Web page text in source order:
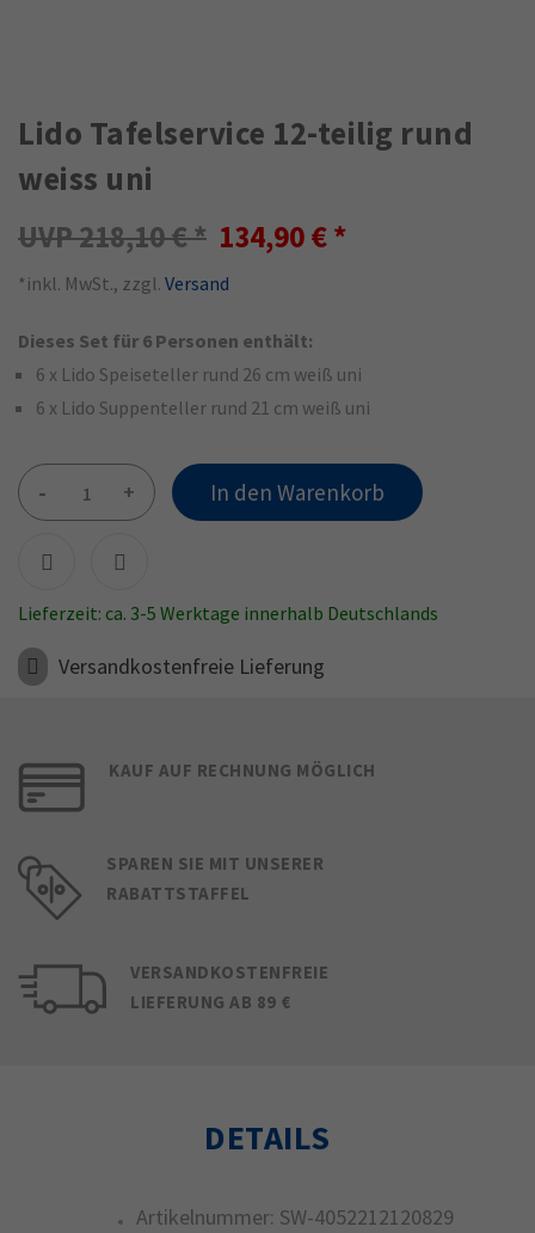
Lido Tafelservice 12-teilig rund
weiss uni
218,10 € 134,90 €
*inkl. MwSt., zzgl. Versand
Dieses Set für 6 Personen enthält:
6 x Lido Speiseteller rund 26 cm weiß uni
6 x Lido Suppenteller rund 21 cm weiß uni
- + In den Warenkorb
Lieferzeit: ca. 3-5 Werktage innerhalb Deutschlands
Versandkostenfreie Lieferung
KAUF AUF RECHNUNG MÖGLICH
SPAREN SIE MIT UNSERER
RABATTSTAFFEL
VERSANDKOSTENFREIE
LIEFERUNG AB 89 €
DETAILS
Artikelnummer: SW-4052212120829